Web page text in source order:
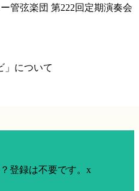
管弦楽団 第222回定期演奏会
」について
登録は不要です。 x